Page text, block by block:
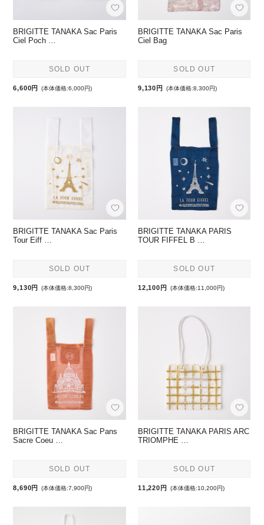
BRIGITTE TANAKA Sac Paris
Ciel Poch …
SOLD OUT
6,600円 (本体価格:6,000円)
BRIGITTE TANAKA Sac Paris
Ciel Bag
SOLD OUT
9,130円 (本体価格:8,300円)
BRIGITTE TANAKA Sac Paris
Tour Eiff …
SOLD OUT
9,130円 (本体価格:8,300円)
BRIGITTE TANAKA PARIS
TOUR FIFFEL B …
SOLD OUT
12,100円 (本体価格:11,000円)
BRIGITTE TANAKA Sac Pans
Sacre Coeu …
SOLD OUT
8,690円 (本体価格:7,900円)
BRIGITTE TANAKA PARIS ARC
TRIOMPHE …
SOLD OUT
11,220円 (本体価格:10,200円)